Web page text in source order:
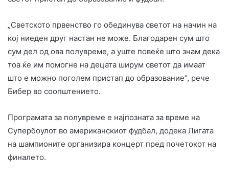
„Светското првенство го обединува светот на начин на
кој ниеден друг настан не може. Благодарен сум што
сум дел од ова полувреме, а уште повеќе што знам дека
тоа ќе им помогне на децата ширум светот да имаат
што е можно поголем пристап до образование“, рече
Бибер во соопштението.
Програмата за полувреме е најпозната за време на
Супербоулот во американскиот фудбал, додека Лигата
на шампионите организира концерт пред почетокот на
финалето.